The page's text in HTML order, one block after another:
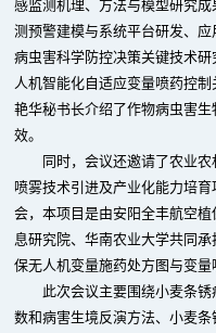
感监测机理、方法与模型研究
测预警建模与系统平台研发、
病虫害科学防控决策关键技术
人机智能化自适应变量喷药控
艳华秘书长介绍了作物病虫害
效。
同时，会议还邀请了农业
喷雾技术引进及产业化能力培
会，本项目是由安阳全丰航空
息研究院、华南农业大学共同
保无人机变量施药处方图与变量
此次会议主要围绕小麦条
数和病害生境反演方法、小麦